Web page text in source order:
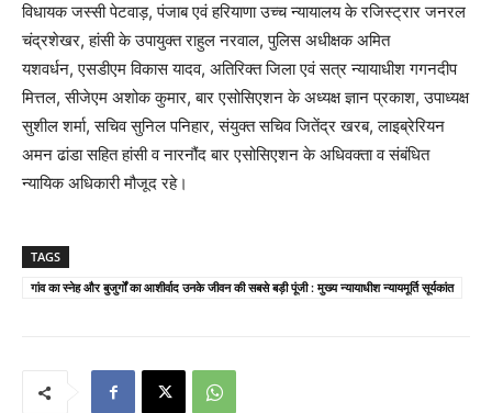
विधायक जस्सी पेटवाड़, पंजाब एवं हरियाणा उच्च न्यायालय के रजिस्ट्रार जनरल
चंद्रशेखर, हांसी के उपायुक्त राहुल नरवाल, पुलिस अधीक्षक अमित
यशवर्धन, एसडीएम विकास यादव, अतिरिक्त जिला एवं सत्र न्यायाधीश गगनदीप
मित्तल, सीजेएम अशोक कुमार, बार एसोसिएशन के अध्यक्ष ज्ञान प्रकाश, उपाध्यक्ष
सुशील शर्मा, सचिव सुनिल पनिहार, संयुक्त सचिव जितेंद्र खरब, लाइब्रेरियन
अमन ढांडा सहित हांसी व नारनौंद बार एसोसिएशन के अधिवक्ता व संबंधित
न्यायिक अधिकारी मौजूद रहे।
TAGS
गांव का स्नेह और बुजुर्गों का आशीर्वाद उनके जीवन की सबसे बड़ी पूंजी : मुख्य न्यायाधीश न्यायमूर्ति सूर्यकांत